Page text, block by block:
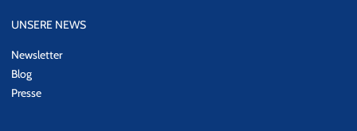
UNSERE NEWS
Newsletter
Blog
Presse